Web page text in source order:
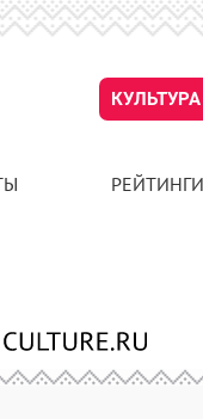
КУЛЬТУРА
РЕЙТИНГИ